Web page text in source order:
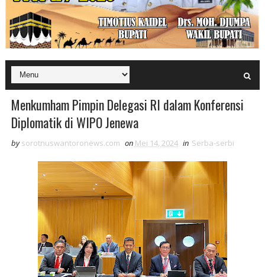
Menkumham Pimpin Delegasi RI dalam Konferensi
Diplomatik di WIPO Jenewa
by sorotnuswantoronews.com on Mei 14, 2024 in Serba-serbi